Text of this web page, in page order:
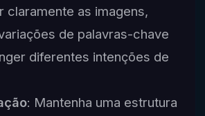
claramente as imagens,
de palavras-chave
diferentes intenções de
: Mantenha uma estrutura